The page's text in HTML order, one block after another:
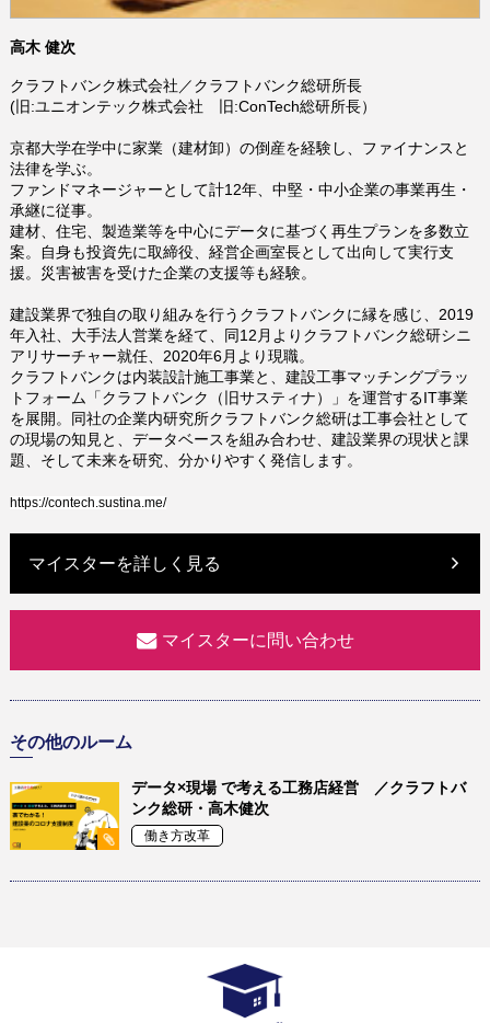
高木 健次
クラフトバンク株式会社／クラフトバンク総研所長
(旧:ユニオンテック株式会社 旧:ConTech総研所長）
京都大学在学中に家業（建材卸）の倒産を経験し、ファイナンスと
法律を学ぶ。
ファンドマネージャーとして計12年、中堅・中小企業の事業再生・
承継に従事。
建材、住宅、製造業等を中心にデータに基づく再生プランを多数立
案。自身も投資先に取締役、経営企画室長として出向して実行支
援。災害被害を受けた企業の支援等も経験。
建設業界で独自の取り組みを行うクラフトバンクに縁を感じ、2019
年入社、大手法人営業を経て、同12月よりクラフトバンク総研シニ
アリサーチャー就任、2020年6月より現職。
クラフトバンクは内装設計施工事業と、建設工事マッチングプラッ
トフォーム「クラフトバンク（旧サスティナ）」を運営するIT事業
を展開。同社の企業内研究所クラフトバンク総研は工事会社として
の現場の知見と、データベースを組み合わせ、建設業界の現状と課
題、そして未来を研究、分かりやすく発信します。
https://contech.sustina.me/
マイスターを詳しく見る
マイスターに問い合わせ
その他のルーム
データ×現場 で考える工務店経営 ／クラフトバ
ンク総研・高木健次
働き方改革